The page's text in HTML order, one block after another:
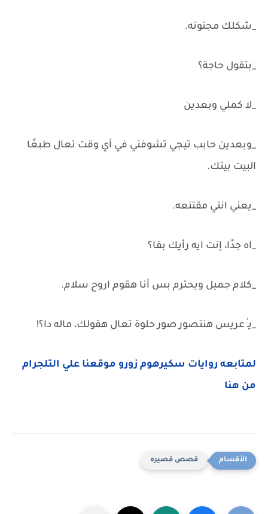
_شكلك مجنونه.
_بتقول حاجة؟
_لا كملي وبعدين
_وبعدين حابب تيجي تشوفني في أي وقت تعال طبعًا
البيت بيتك.
_يعني انتي مقتنعه.
_اه جدًا، إنت ايه رأيك بقا؟
_كلام جميل ويحترم بس أنا هقوم اروح سلام.
_يـٰ عريس هنتصور صور حلوة تعال هقولك، ماله دا؟!
لمتابعه روايات سكيرهوم زورو موقعنا علي التلجرام
من هنا
قصص قصيره